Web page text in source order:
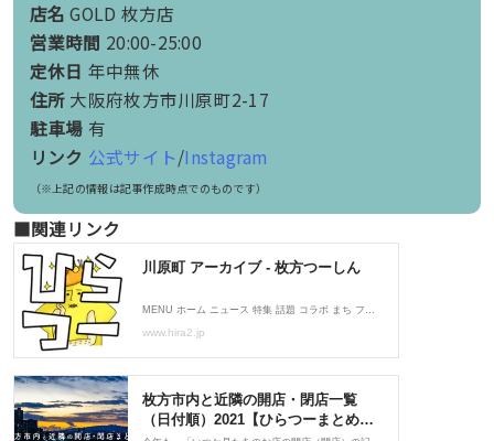
店名 GOLD 枚方店
営業時間 20:00-25:00
定休日 年中無休
住所 大阪府枚方市川原町2-17
駐車場 有
リンク 公式サイト/Instagram
（※上記の情報は記事作成時点でのものです）
■関連リンク